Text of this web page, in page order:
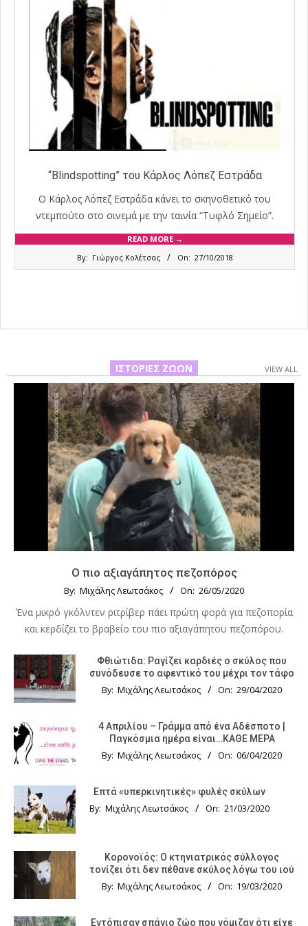
“Blindspotting” του Κάρλος Λόπεζ Εστράδα
Ο Κάρλος Λόπεζ Εστράδα κάνει το σκηνοθετικό του
ντεμπούτο στο σινεμά με την ταινία “Τυφλό Σημείο”.
READ MORE →
By: Γιώργος Κολέτσας On: 27/10/2018
ΙΣΤΟΡΊΕΣ ΖΏΩΝ VIEW ALL
Ο πιο αξιαγάπητος πεζοπόρος
By: Μιχάλης Λεωτσάκος On: 26/05/2020
Ένα μικρό γκόλντεν ριτρίβερ πάει πρώτη φορά για πεζοπορία
και κερδίζει το βραβείο του πιο αξιαγάπητου πεζοπόρου.
Φθιώτιδα: Ραγίζει καρδιές ο σκύλος που
συνόδευσε το αφεντικό του μέχρι τον τάφο
By: Μιχάλης Λεωτσάκος On: 29/04/2020
4 Απριλίου – Γράμμα από ένα Αδέσποτο |
Παγκόσμια ημέρα είναι…ΚΑΘΕ ΜΕΡΑ
By: Μιχάλης Λεωτσάκος On: 06/04/2020
Επτά «υπερκινητικές» φυλές σκύλων
By: Μιχάλης Λεωτσάκος On: 21/03/2020
Κορονοϊός: Ο κτηνιατρικός σύλλογος
τονίζει ότι δεν πέθανε σκύλος λόγω του ιού
By: Μιχάλης Λεωτσάκος On: 19/03/2020
Εντόπισαν σπάνιο ζώο που νόμιζαν ότι είχε